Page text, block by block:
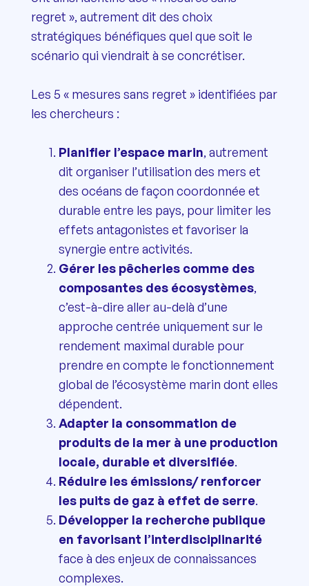
regret », autrement dit des choix
stratégiques bénéfiques quel que soit le
scénario qui viendrait à se concrétiser.
Les 5 « mesures sans regret » identifiées par
les chercheurs :
Planifier l’espace marin, autrement
dit organiser l’utilisation des mers et
des océans de façon coordonnée et
durable entre les pays, pour limiter les
effets antagonistes et favoriser la
synergie entre activités.
Gérer les pêcheries comme des
composantes des écosystèmes,
c’est-à-dire aller au-delà d’une
approche centrée uniquement sur le
rendement maximal durable pour
prendre en compte le fonctionnement
global de l’écosystème marin dont elles
dépendent.
Adapter la consommation de
produits de la mer à une production
locale, durable et diversifiée.
Réduire les émissions/ renforcer
les puits de gaz à effet de serre.
Développer la recherche publique
en favorisant l’interdisciplinarité
face à des enjeux de connaissances
complexes.